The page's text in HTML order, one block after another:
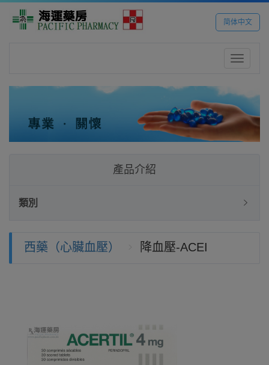
简体中文
Toggle
產品介紹
類別
西藥（心臟血壓） 降血壓-ACEI